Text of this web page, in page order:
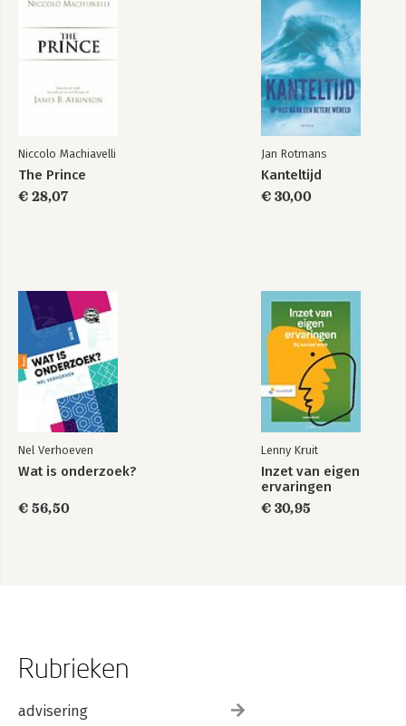
The Silk Road Trap Onmogelijke vrede
Niccolo Machiavelli
The Prince
€ 28,07
Jan Rotmans
Kanteltijd
€ 30,00
Nel Verhoeven
Wat is onderzoek?
€ 56,50
Lenny Kruit
Inzet van eigen
ervaringen
€ 30,95
Rubrieken
advisering